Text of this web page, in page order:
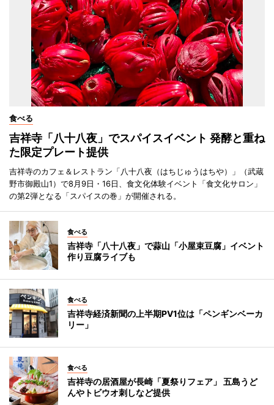
食べる
吉祥寺「八十八夜」でスパイスイベント 発酵と重ね
た限定プレート提供
吉祥寺のカフェ＆レストラン「八十八夜（はちじゅうはちや）」（武蔵
野市御殿山1）で8月9日・16日、食文化体験イベント「食文化サロン」
の第2弾となる「スパイスの巻」が開催される。
食べる
吉祥寺「八十八夜」で蒜山「小屋束豆腐」イベント
作り豆腐ライブも
食べる
吉祥寺経済新聞の上半期PV1位は「ペンギンベーカ
リー」
食べる
吉祥寺の居酒屋が長崎「夏祭りフェア」 五島うど
んやトビウオ刺しなど提供